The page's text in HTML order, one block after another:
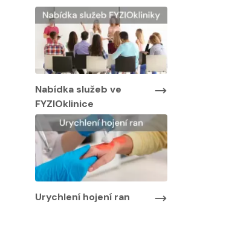
Nabídka služeb ve
FYZIOklinice
Urychlení hojení ran